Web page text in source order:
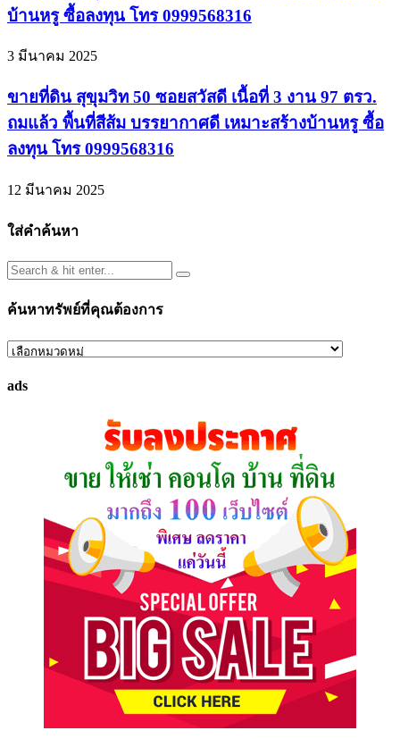
บ้านหรู ซื้อลงทุน โทร 0999568316
3 มีนาคม 2025
ขายที่ดิน สุขุมวิท 50 ซอยสวัสดี เนื้อที่ 3 งาน 97 ตรว.
ถมแล้ว พื้นที่สีส้ม บรรยากาศดี เหมาะสร้างบ้านหรู ซื้อ
ลงทุน โทร 0999568316
12 มีนาคม 2025
ใส่คำค้นหา
ค้นหาทรัพย์ที่คุณต้องการ
ค้นหา
ที่
ads